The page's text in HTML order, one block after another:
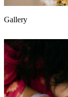
Gallery